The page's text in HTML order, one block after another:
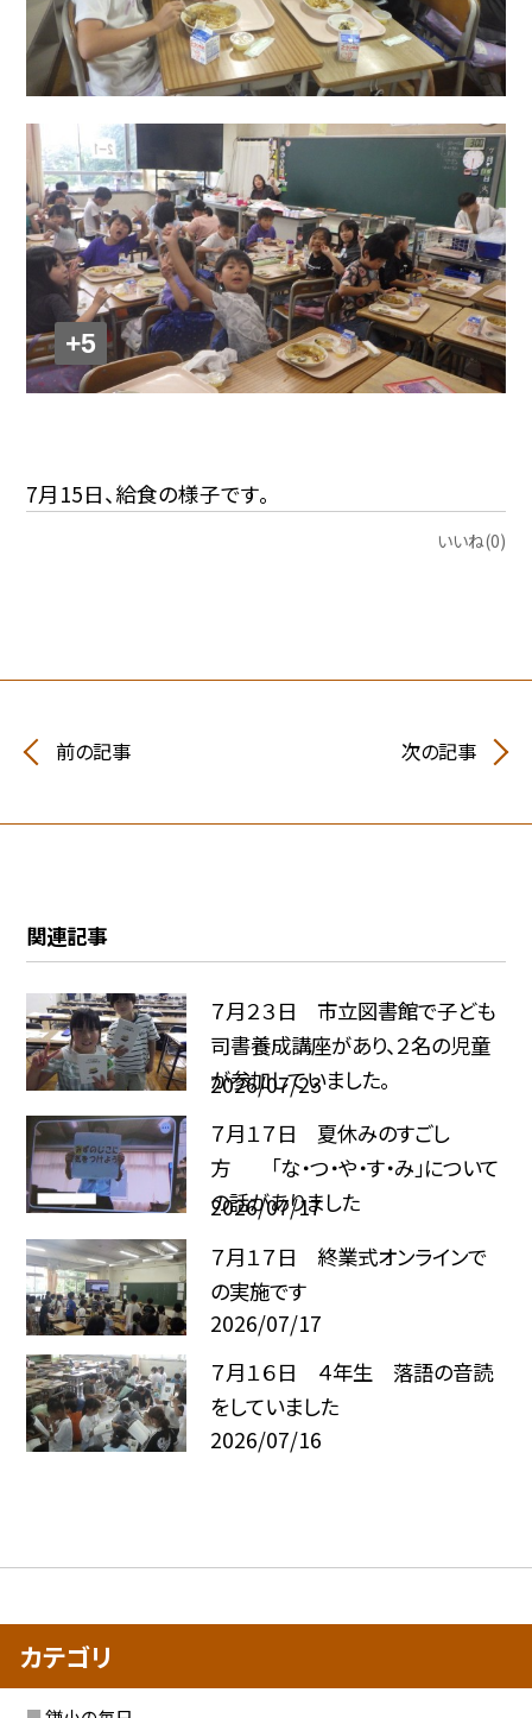
+5
7月15日、給食の様子です。
いいね(0)
前の記事 次の記事
関連記事
７月２３日 市立図書館で子ども
司書養成講座があり、２名の児童
が参加していました。
2026/07/23
７月１７日 夏休みのすごし
方 「な・つ・や・す・み」について
の話がありました
2026/07/17
７月１７日 終業式オンラインで
の実施です
2026/07/17
７月１６日 ４年生 落語の音読
をしていました
2026/07/16
カテゴリ